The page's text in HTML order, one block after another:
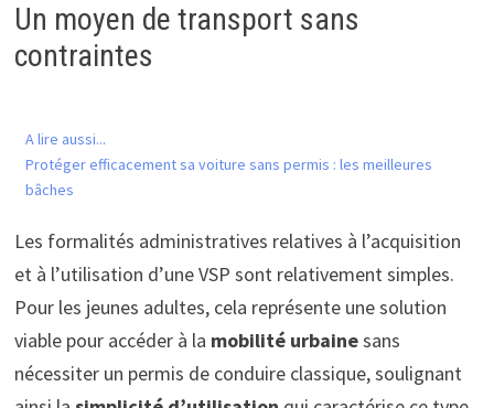
Un moyen de transport sans
contraintes
A lire aussi...
Protéger efficacement sa voiture sans permis : les meilleures
bâches
Les formalités administratives relatives à l’acquisition
et à l’utilisation d’une VSP sont relativement simples.
Pour les jeunes adultes, cela représente une solution
viable pour accéder à la mobilité urbainesans
nécessiter un permis de conduire classique, soulignant